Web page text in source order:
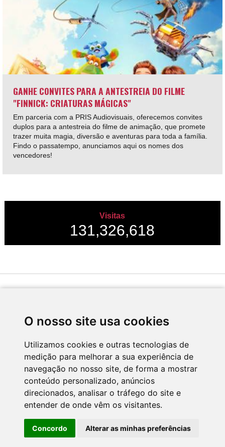
O nosso site usa cookies
Utilizamos cookies e outras tecnologias de
medição para melhorar a sua experiência de
navegação no nosso site, de forma a mostrar
conteúdo personalizado, anúncios
direcionados, analisar o tráfego do site e
entender de onde vêm os visitantes.
Concordo Alterar as minhas preferências
GANHE CONVITES PARA A ANTESTREIA DO FILME
"FINNICK: CRIATURAS MÁGICAS"
Em parceria com a PRIS Audiovisuais, oferecemos convites
duplos para a antestreia do filme de animação, que promete
trazer muita magia, diversão e aventuras para toda a família.
Findo o passatempo, anunciamos aqui os nomes dos
vencedores!
Visitas
131,326,618
CNC - Centro Nacional de Cultura 2026 © Todos os direitos reservados